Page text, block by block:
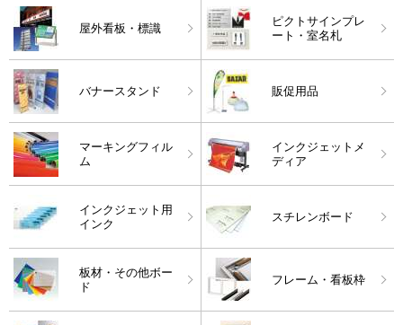
屋外看板・標識
ピクトサインプレ
ート・室名札
バナースタンド 販促用品
マーキングフィル
ム
インクジェットメ
ディア
インクジェット用
インク
スチレンボード
板材・その他ボー
ド
フレーム・看板枠